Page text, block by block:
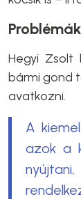
Hegyi Zsolt
bármi gond
avatkozni.
A
azok a